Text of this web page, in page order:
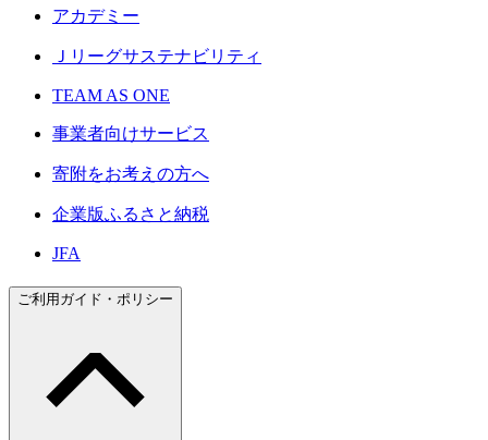
アカデミー
Ｊリーグサステナビリティ
TEAM AS ONE
事業者向けサービス
寄附をお考えの方へ
企業版ふるさと納税
JFA
ご利用ガイド・ポリシー